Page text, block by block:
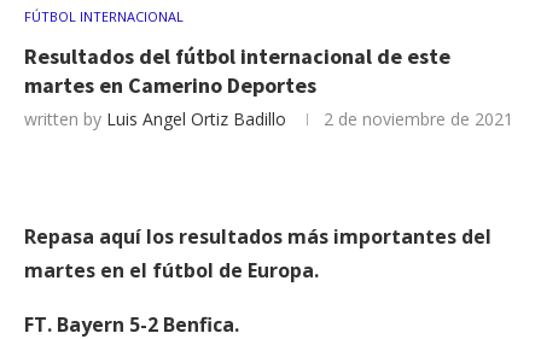
FÚTBOL INTERNACIONAL
Resultados del fútbol internacional de este
martes en Camerino Deportes
written by Luis Angel Ortiz Badillo 2 de noviembre de 2021
Repasa aquí los resultados más importantes del
martes en el fútbol de Europa.
FT. Bayern 5-2 Benfica.